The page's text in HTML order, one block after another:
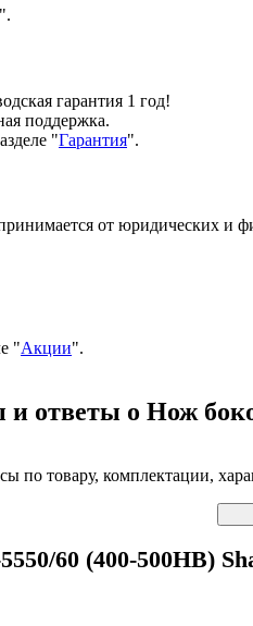
".
гарантия 1 год!
поддержка.
"Гарантия".
от юридических и
"Акции".
ответы о Нож
по товару, комплектации,
60 (400-500HB)